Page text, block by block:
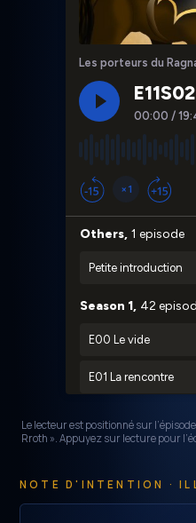
Le lecteur est positionné sur
Rroth ». Appuyez sur lecture pour
NOTE D'INTENTION ·